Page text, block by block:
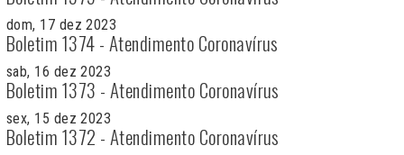
dom, 17 dez 2023
Boletim 1374 - Atendimento Coronavírus
sab, 16 dez 2023
Boletim 1373 - Atendimento Coronavírus
sex, 15 dez 2023
Boletim 1372 - Atendimento Coronavírus